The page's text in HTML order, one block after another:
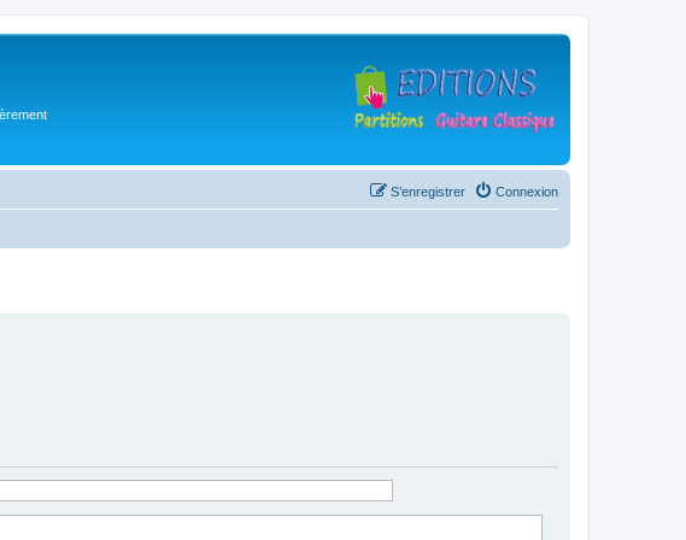
Connexion
S’enregistrer